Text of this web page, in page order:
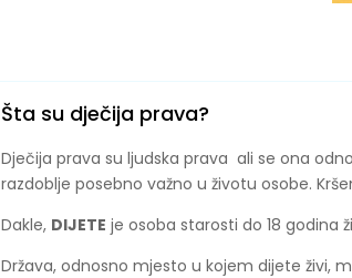
Šta su dječija prava?
Dječija prava su ljudska prava ali se ona
razdoblje posebno važno u životu osobe.
Dakle, DIJETE je osoba starosti do 18 godina
Država, odnosno mjesto u kojem dijete živi,